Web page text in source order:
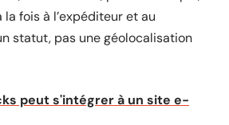
fois à l’expéditeur et au
statut, pas une géolocalisation
peut s'intégrer à un site e-